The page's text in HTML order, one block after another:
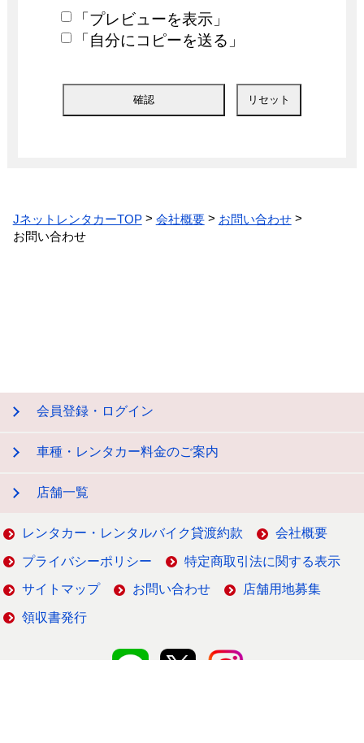
「プレビューを表示」
「自分にコピーを送る」
JネットレンタカーTOP 会社概要
お問い合わせ
お問い合わせ
会員登録・ログイン
車種・レンタカー料金のご案内
店舗一覧
レンタカー・レンタルバイク貸渡約款 会社概要
プライバシーポリシー 特定商取引法に関する表示
サイトマップ お問い合わせ 店舗用地募集
領収書発行